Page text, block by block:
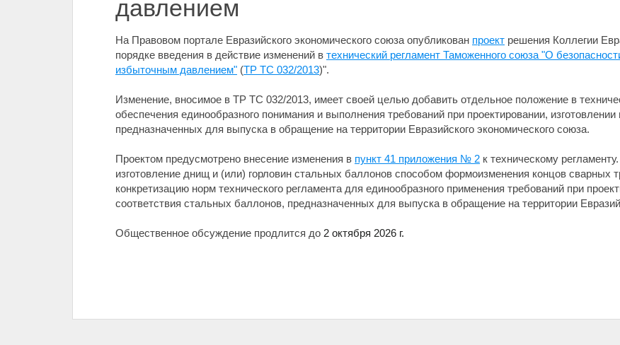
давлением
На Правовом портале Евразийского экономического союза опубликован проект решения Коллегии
порядке введения в действие изменений в технический регламент Таможенного союза "О
избыточным давлением" (ТР ТС 032/2013)".
Изменение, вносимое в ТР ТС 032/2013, имеет своей целью добавить отдельное положение в
обеспечения единообразного понимания и выполнения требований при проектировании,
предназначенных для выпуска в обращение на территории Евразийского экономического союза.
Проектом предусмотрено внесение изменения в пункт 41 приложения № 2 к техническому
изготовление днищ и (или) горловин стальных баллонов способом формоизменения концов сварных
конкретизацию норм технического регламента для единообразного применения требований при
соответствия стальных баллонов, предназначенных для выпуска в обращение на территории
Общественное обсуждение продлится до 2 октября 2026 г.